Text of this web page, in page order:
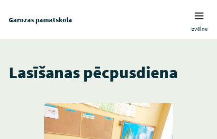
Garozas pamatskola
Izvēlne
Lasīšanas pēcpusdiena